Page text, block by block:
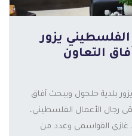
يزور
التعاون
بلدية حلحول ويبحث آفاق
رجال الأعمال الفلسطيني،
غازي القواسمي وعدد من